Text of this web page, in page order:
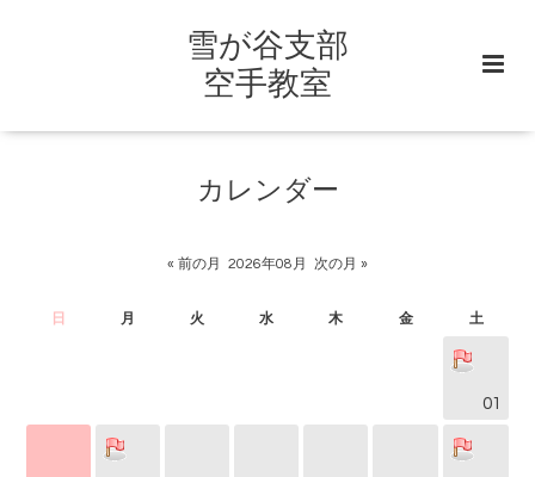
雪が谷支部
空手教室
カレンダー
« 前の月 2026年08月 次の月 »
日 月 火 水 木 金 土
01